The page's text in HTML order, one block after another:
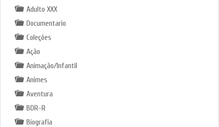
Adulto XXX
Documentario
Coleções
Ação
Animação/Infantil
Animes
Aventura
BDR-R
Biografia